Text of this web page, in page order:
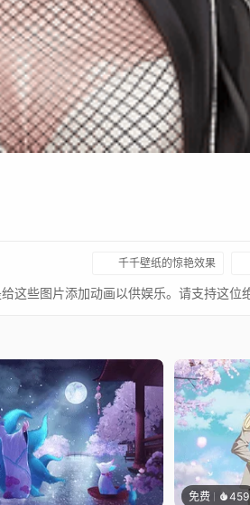
千千壁纸的惊艳效果
免费 459